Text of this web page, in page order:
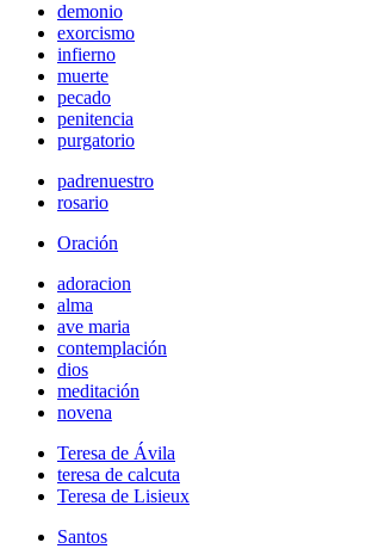
demonio
exorcismo
infierno
muerte
pecado
penitencia
purgatorio
padrenuestro
rosario
Oración
adoracion
alma
ave maria
contemplación
dios
meditación
novena
Teresa de Ávila
teresa de calcuta
Teresa de Lisieux
Santos